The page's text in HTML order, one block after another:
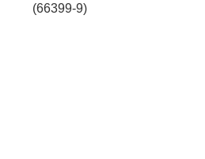
(66399-9)